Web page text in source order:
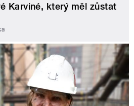
Karviné, který měl zůstat